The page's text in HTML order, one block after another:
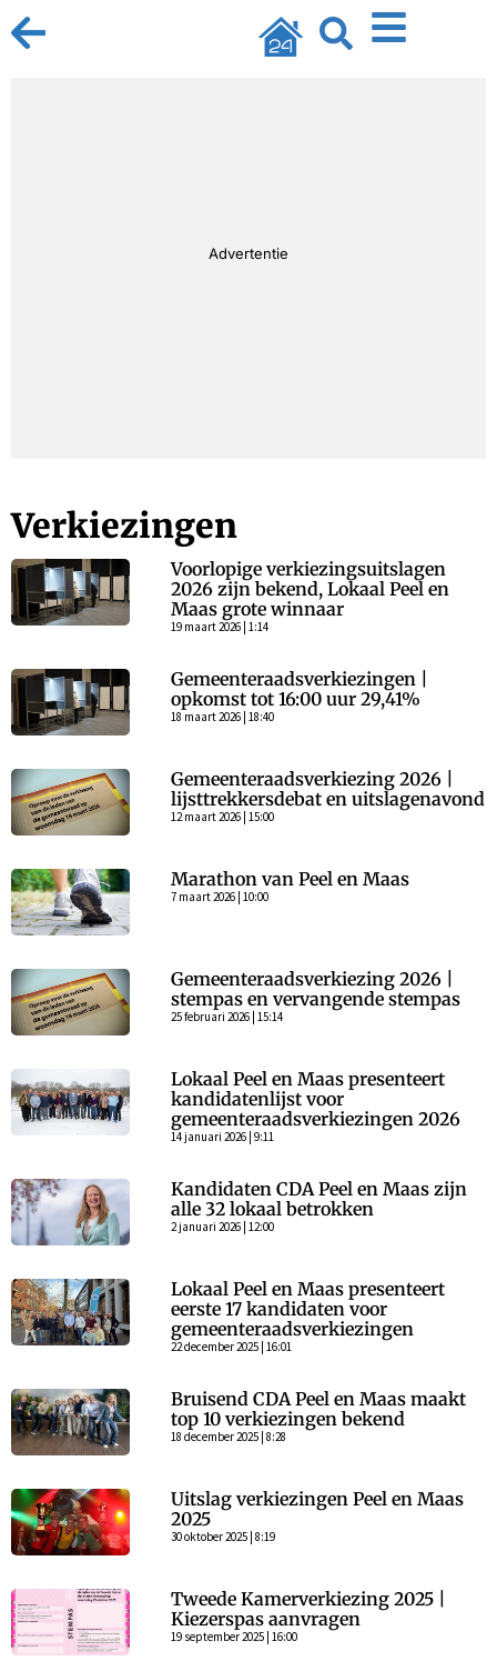
Advertentie
Verkiezingen
Voorlopige verkiezingsuitslagen
2026 zijn bekend, Lokaal Peel en
Maas grote winnaar
19 maart 2026 | 1:14
Gemeenteraadsverkiezingen |
opkomst tot 16:00 uur 29,41%
18 maart 2026 | 18:40
Gemeenteraadsverkiezing 2026 |
lijsttrekkersdebat en uitslagenavond
12 maart 2026 | 15:00
Marathon van Peel en Maas
7 maart 2026 | 10:00
Gemeenteraadsverkiezing 2026 |
stempas en vervangende stempas
25 februari 2026 | 15:14
Lokaal Peel en Maas presenteert
kandidatenlijst voor
gemeenteraadsverkiezingen 2026
14 januari 2026 | 9:11
Kandidaten CDA Peel en Maas zijn
alle 32 lokaal betrokken
2 januari 2026 | 12:00
Lokaal Peel en Maas presenteert
eerste 17 kandidaten voor
gemeenteraadsverkiezingen
22 december 2025 | 16:01
Bruisend CDA Peel en Maas maakt
top 10 verkiezingen bekend
18 december 2025 | 8:28
Uitslag verkiezingen Peel en Maas
2025
30 oktober 2025 | 8:19
Tweede Kamerverkiezing 2025 |
Kiezerspas aanvragen
19 september 2025 | 16:00